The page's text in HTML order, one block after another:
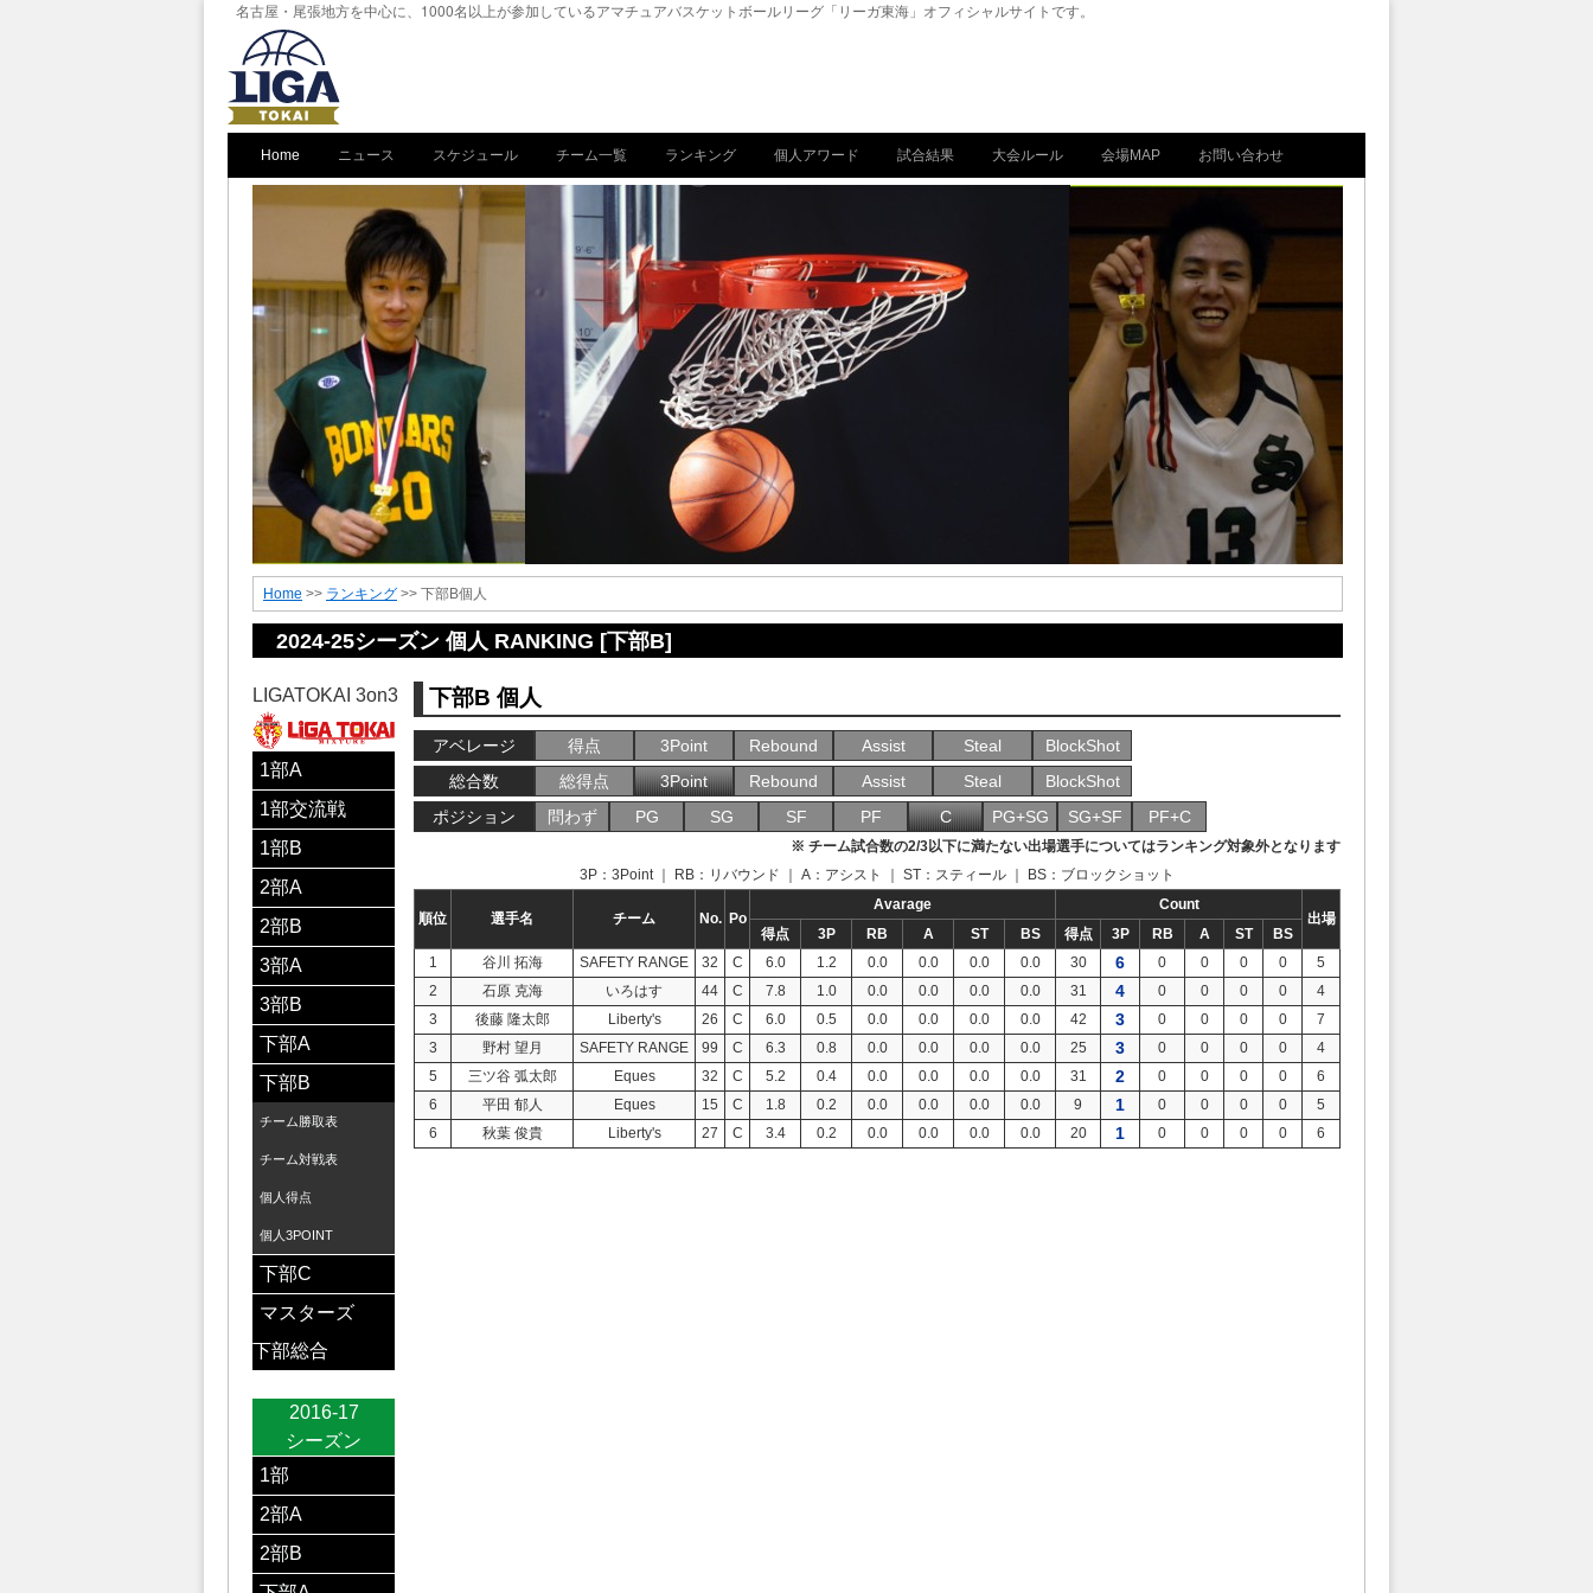
名古屋・尾張地方を中心に、1000名以上が参加しているアマチュアバスケットボールリーグ「リーガ東海」オフィシャルサイトです。
Home ニュース スケジュール チーム一覧 ランキング 個人アワード 試合結果 大会ルール 会場MAP お問い合わせ
Home >> ランキング >> 下部B個人
2024-25シーズン 個人 RANKING [下部B]
LIGATOKAI 3on3
1部A
1部交流戦
1部B
2部A
2部B
3部A
3部B
下部A
下部B
チーム勝取表
チーム対戦表
個人得点
個人3POINT
下部C
マスターズ
下部総合
2016-17
シーズン
1部
2部A
2部B
下部B 個人
アベレージ 得点 3Point Rebound Assist Steal
BlockShot
総合数
総得点 3Point Rebound Assist Steal
BlockShot
ポジション
問わず PG SG SF PF C PG+SG SG+SF PF+C
※ チーム試合数の2/3以下に満たない出場選手についてはランキング対象外となります
3P：3Point ｜ RB：リバウンド ｜ A：アシスト ｜ ST：スティール ｜ BS：ブロックショット
順位 選手名 チーム No. Po
Avarage
Count
出場
得点
3P RB A ST BS 得点 3P RB A ST
BS
1
谷川 拓海 SAFETY RANGE 32 C 6.0 1.2 0.0 0.0 0.0 0.0 30 6 0 0 0 0
5
2
石原 克海 いろはす 44 C 7.8 1.0 0.0 0.0 0.0 0.0 31 4 0 0 0 0
4
3
後藤 隆太郎 Liberty's 26 C 6.0 0.5 0.0 0.0 0.0 0.0 42 3 0 0 0 0
7
3
野村 望月 SAFETY RANGE 99 C 6.3 0.8 0.0 0.0 0.0 0.0 25 3 0 0 0 0
4
5
三ツ谷 弧太郎 Eques 32 C 5.2 0.4 0.0 0.0 0.0 0.0 31 2 0 0 0 0
6
6
平田 郁人 Eques 15 C 1.8 0.2 0.0 0.0 0.0 0.0 9 1 0 0 0 0
5
6
秋葉 俊貴 Liberty's 27 C 3.4 0.2 0.0 0.0 0.0 0.0 20 1 0 0 0 0 6